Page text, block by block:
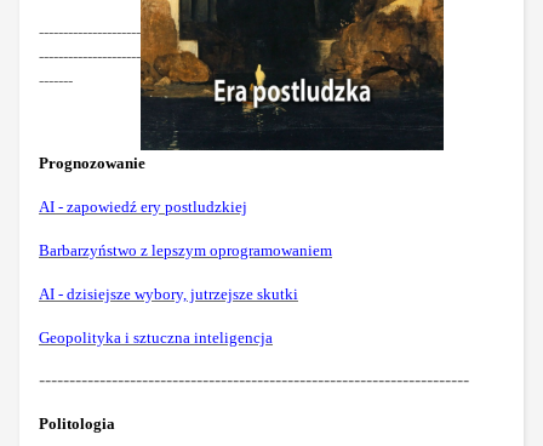
---------------------
---------------------
-------
Prognozowanie
AI - zapowiedź ery postludzkiej
Barbarzyństwo z lepszym oprogramowaniem
AI - dzisiejsze wybory, jutrzejsze skutki
Geopolityka i sztuczna inteligencja
-----------------------------------------------------------------------
Politologia